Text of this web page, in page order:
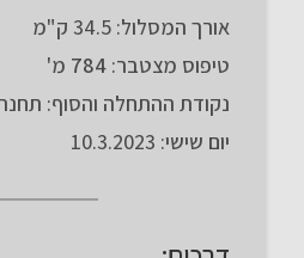
אורך המסלול: 34.5 ק"מ
טיפוס מצטבר: 784 מ'
נקודת ההתחלה והסוף:
יום שישי: 10.3.2023